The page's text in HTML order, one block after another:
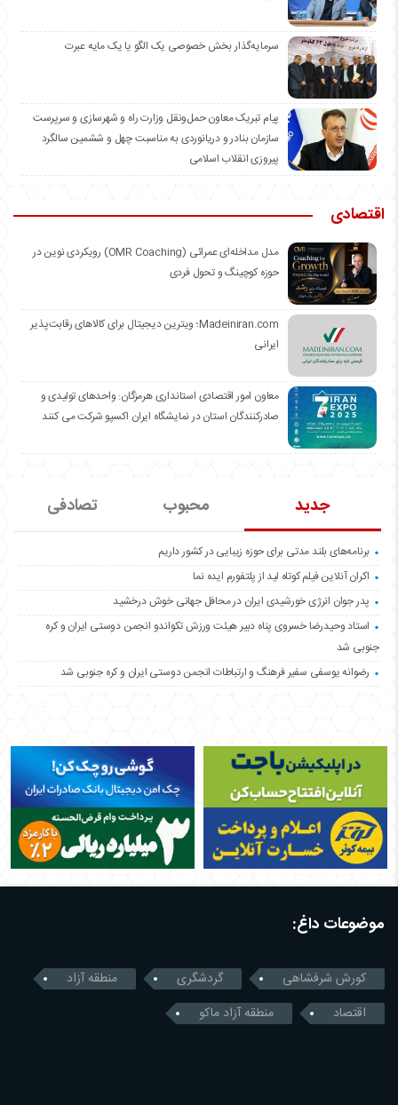
سرمایه‌گذار بخش خصوصی یک الگو یا یک مایه عبرت
️پیام تبریک معاون حمل‌ونقل وزارت راه و شهرسازی و سرپرست
سازمان بنادر و دریانوردی به مناسبت چهل و ششمین سالگرد
پیروزی انقلاب اسلامی
اقتصادی
مدل مداخله‌ای عمرائی (OMR Coaching) رویکردی نوین در
حوزه کوچینگ و تحول فردی
Madeiniran.com؛ ویترین دیجیتال برای کالاهای رقابت‌پذیر
ایرانی
معاون امور اقتصادی استانداری هرمزگان: واحدهای تولیدی و
صادرکنندگان استان در نمایشگاه ایران اکسپو شرکت می کنند
جدید محبوب تصادفی
برنامه‌های بلند مدتی برای حوزه زیبایی در کشور داریم
اکران آنلاین فیلم کوتاه لید از پلتفورم ایده نما
پدر جوان انرژی خورشیدی ایران در محافل جهانی خوش درخشید
استاد وحیدرضا خسروی پناه دبیر هیئت ورزش تکواندو انجمن دوستی ایران و کره
جنوبی شد
رضوانه یوسفی سفیر فرهنگ و ارتباطات انجمن دوستی ایران و کره جنوبی شد
موضوعات داغ:
کورش شرفشاهی گردشگری
منطقه آزاد
اقتصاد
منطقه آزاد ماکو